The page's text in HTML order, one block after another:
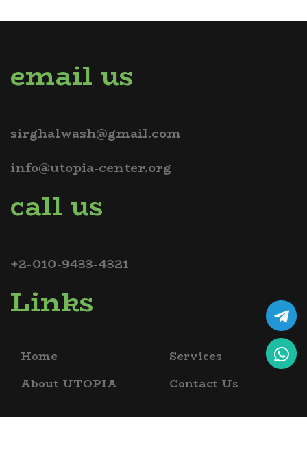
email us
sirghalwash@gmail.com
info@utopia-center.org
call us
+2-010-9433-4321
Links
Home
About UTOPIA
Services
Contact Us